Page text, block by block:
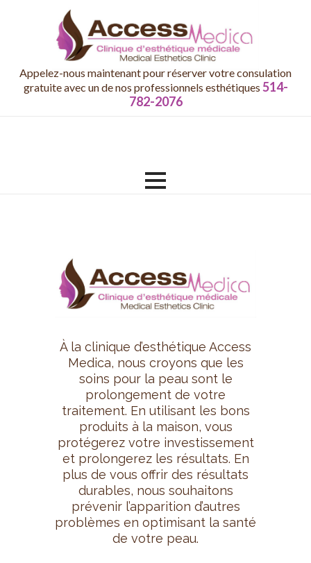
Appelez-nous maintenant pour réserver votre consulation
gratuite avec un de nos professionnels esthétiques 514-
782-2076
À la clinique d’esthétique Access
Medica, nous croyons que les
soins pour la peau sont le
prolongement de votre
traitement. En utilisant les bons
produits à la maison, vous
protégerez votre investissement
et prolongerez les résultats. En
plus de vous offrir des résultats
durables, nous souhaitons
prévenir l’apparition d’autres
problèmes en optimisant la santé
de votre peau.